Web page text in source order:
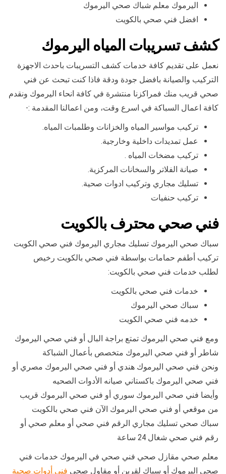
اليرموك معلم شباك صحي اليرموك
افضل فني صحي بالكويت
كشف تسريبات المياه اليرموك
نعمل على تقديم كافة خدمات كشف التسريبات باحدث الاجهزة
التركيب والصيانة بافضل جودة ودقة فاذا كنت تبحث عن فني
صحي قريب منك فمراكزنا منتشرة في كافة انحاء اليرموك ونقدم
كافة اعمال السباكة في اسرع وقت، ومن اعمالنا المقدمة :-
تركيب مواسير المياه والخزانات وطلمبات المياه.
عمل تمديدات داخلية وخارجية.
تركيب مضخات المياه .
صيانة الفلاتر والسخانات المركزية.
تسليك مجاري وتركيب ادوات صحية.
تركيب حنفيات
فني صحي محترف بالكويت
سباك صحي اليرموك تسليك مجاري اليرموك فني صحي الكويت
تركيب أطفم حمامات بواسطة فني صحي بالكويت رخيص
لطلب خدمات فني صحي بالكويت:
خدمات فني صحي بالكويت
سباك صحي اليرموك
خدمه فني صحي الكويت
ومع فني صحي اليرموك تمتع براجة البال أو فني صحي اليرموك
شاطر أو فني صحي اليرموك متخصص بأعمال الشباكة
ونحن فني صحي اليرموك هندي أو فني صحي اليرموك مصري أو
فني صحي اليرموك باكستاني صيانه الأدوات الصحيه
وأيضا فني صحي اليرموك سوري أو فني صحي اليرموك قريب
من موقعي أو فني صحي اليرموك الآن فني صحي بالكويت
سباك صحي تسليك مجاري الرقم فني صحي أو معلم صحي أو
رقم فني صحي شغال 24 ساعة
معلم صحي مقازل صحي فني صحي في اليرموك خدمات فني
صحي اليرموك أو سباك لقرين أو مقاول صحي فني أدوات صحية